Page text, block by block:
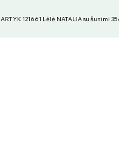
ARTYK 121661 Lėlė NATALIA su šunimi 35